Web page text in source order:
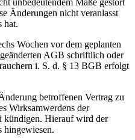
unbedeutendem Maße gestört
Änderungen nicht veranlasst
hat.
Wochen vor dem geplanten
AGB schriftlich oder
i. S. d. § 13 BGB erfolgt
betroffenen Vertrag zu
Wirksamwerdens der
kündigen. Hierauf wird der
hingewiesen.